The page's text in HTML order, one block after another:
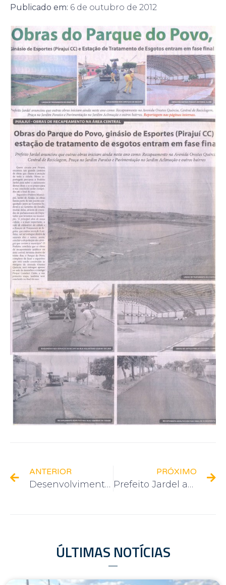
Publicado em: 6 de outubro de 2012
ANTERIOR
Desenvolvimento em Presidente Alves e Guaricanga: obras em andamento
PRÓXIMO
Prefeito Jardel apresenta projeto do Parque do Povo
ÚLTIMAS NOTÍCIAS